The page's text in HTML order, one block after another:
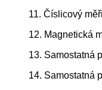
11. Číslicový
12. Magnetická
13. Samostatná
14. Samostatná